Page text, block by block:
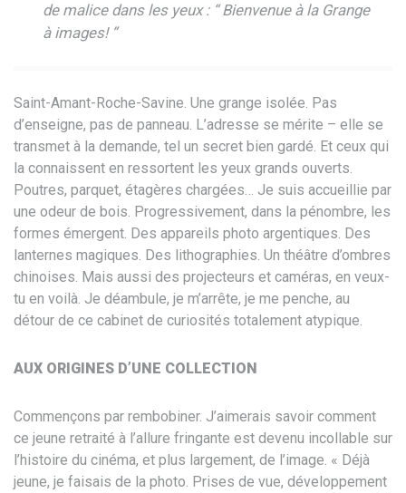
de malice dans les yeux : “ Bienvenue à la Grange
à images! ”
Saint-Amant-Roche-Savine. Une grange isolée. Pas
d’enseigne, pas de panneau. L’adresse se mérite – elle se
transmet à la demande, tel un secret bien gardé. Et ceux qui
la connaissent en ressortent les yeux grands ouverts.
Poutres, parquet, étagères chargées… Je suis accueillie par
une odeur de bois. Progressivement, dans la pénombre, les
formes émergent. Des appareils photo argentiques. Des
lanternes magiques. Des lithographies. Un théâtre d’ombres
chinoises. Mais aussi des projecteurs et caméras, en veux-
tu en voilà. Je déambule, je m’arrête, je me penche, au
détour de ce cabinet de curiosités totalement atypique.
AUX ORIGINES D’UNE COLLECTION
Commençons par rembobiner. J’aimerais savoir comment
ce jeune retraité à l’allure fringante est devenu incollable sur
l’histoire du cinéma, et plus largement, de l’image. « Déjà
jeune, je faisais de la photo. Prises de vue, développement